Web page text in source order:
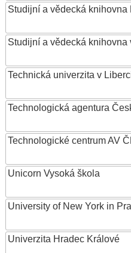
Studijní a vědecká knihovna
Studijní a vědecká knihovna
Technická univerzita v
Technologická agentura
Technologické centrum AV
Unicorn Vysoká škola
University of New York in
Univerzita Hradec Králové